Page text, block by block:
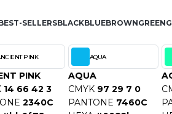
R
RESULT
RICA LEWIS
RUSSELL ATHLETIC®
RUSSELL ATHLETIC®
SELLERSBLACKBLUEBROWNGREEN
PINK
PINK
14 66 42 3
2340C
AQUA
AQUA
CMYK 97 29 7 0
PANTONE 7460C